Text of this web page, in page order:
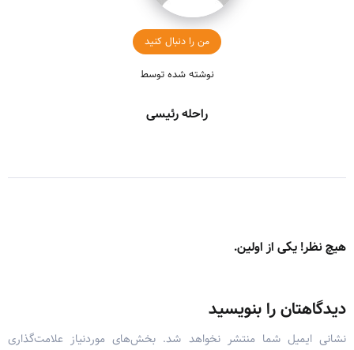
من را دنبال کنید
نوشته شده توسط
راحله رئیسی
هیچ نظر! یکی از اولین.
دیدگاهتان را بنویسید
نشانی ایمیل شما منتشر نخواهد شد. بخش‌های موردنیاز علامت‌گذاری